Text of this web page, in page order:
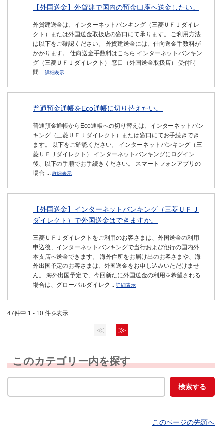
【外国送金】外貨建で国内の預金口座へ送金したい。
外貨建送金は、インターネットバンキング（三菱ＵＦＪダイレ
クト）または外国送金取扱店の窓口にて承ります。 ご利用方法
は以下をご確認ください。 外貨建送金には、仕向送金手数料が
かかります。 仕向送金手数料はこちら インターネットバンキン
グ（三菱ＵＦＪダイレクト） 窓口（外国送金取扱店） 受付時
間... 詳細表示
普通預金通帳をEco通帳に切り替えたい。
普通預金通帳からEco通帳への切り替えは、インターネットバン
キング（三菱ＵＦＪダイレクト）または窓口にてお手続きでき
ます。 以下をご確認ください。 インターネットバンキング（三
菱ＵＦＪダイレクト） インターネットバンキングにログイン
後、以下の手順でお手続きください。 スマートフォンアプリの
場合 ... 詳細表示
【外国送金】インターネットバンキング（三菱ＵＦＪ
ダイレクト）で外国送金はできますか。
三菱ＵＦＪダイレクトをご利用のお客さまは、外国送金の利用
申込後、インターネットバンキングで当行および他行の国内外
本支店へ送金できます。 海外住所をお届け出のお客さまや、海
外出国予定のお客さまは、外国送金をお申し込みいただけませ
ん。 海外出国予定で、今回新たに外国送金の利用を希望される
場合は、グローバルダイレク... 詳細表示
47件中 1 - 10 件を表示
≪ ≫
このカテゴリー内を探す
このページの先頭へ